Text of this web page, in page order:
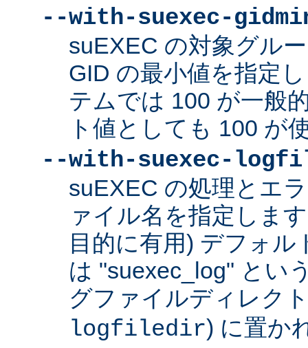
--with-suexec-
suEXEC の対象グル
GID の最小値を指定
テムでは 100 が一般
ト値としても 100 が
--with-suexec-
suEXEC の処理とエ
ァイル名を指定しま
目的に有用) デフォ
は "suexec_log" とい
グファイルディレク
logfiledir) に置か